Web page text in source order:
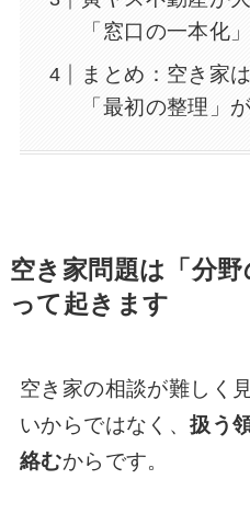
「窓口の一本化
まとめ：空き家
「最初の整理」
空き家問題は「分
って起きます
空き家の相談が難しく
いからではなく、扱う
絡むからです。